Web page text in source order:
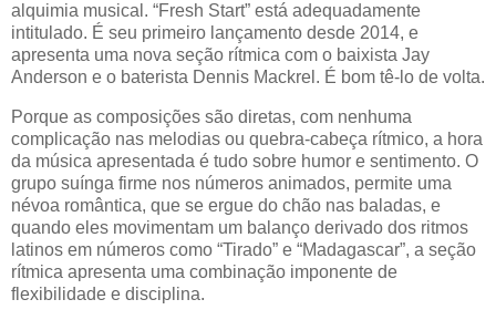
alquimia musical. “Fresh Start” está adequadamente
intitulado. É seu primeiro lançamento desde 2014, e
apresenta uma nova seção rítmica com o baixista Jay
Anderson e o baterista Dennis Mackrel. É bom tê-lo de volta.
Porque as composições são diretas, com nenhuma
complicação nas melodias ou quebra-cabeça rítmico, a hora
da música apresentada é tudo sobre humor e sentimento. O
grupo suínga firme nos números animados, permite uma
névoa romântica, que se ergue do chão nas baladas, e
quando eles movimentam um balanço derivado dos ritmos
latinos em números como “Tirado” e “Madagascar”, a seção
rítmica apresenta uma combinação imponente de
flexibilidade e disciplina.